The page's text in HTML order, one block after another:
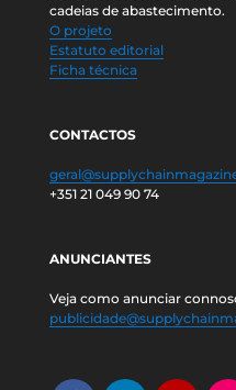
cadeias de abastecimento.
O projeto
Estatuto editorial
Ficha técnica
CONTACTOS
+351 21 049 90 74
ANUNCIANTES
Veja como anunciar